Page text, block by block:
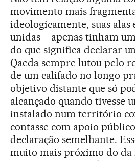
movimento mais
ideologicamente, suas alas
unidas – apenas tinham
do que significa declarar
Qaeda sempre lutou pelo
de um califado no longo
objetivo distante que só
alcançado quando tivesse
instalado num território
contasse com apoio
declaração semelhante.
muito mais próximo do da